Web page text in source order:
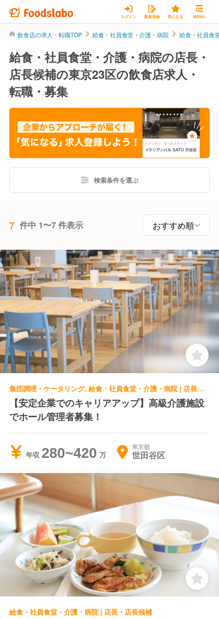
ログイン 新規登録 気になる MENU
飲食店の求人・転職TOP 給食・社員食堂・介護・病院 給食・社員食
給食・社員食堂・介護・病院の店長・
店長候補の東京23区の飲食店求人・
転職・募集
検索条件を選ぶ
7 件中 1〜7 件表示
集団調理・ケータリング, 給食・社員食堂・介護・病院 | 店長・店長候補
【安定企業でのキャリアアップ】高級介護施設
でホール管理者募集！
年収 280~420 東京都
世田谷区
給食・社員食堂・介護・病院 | 店長・店長候補